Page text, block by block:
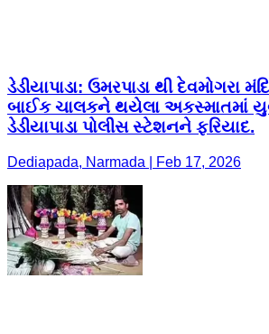
ડેડીયાપાડા: ઉમરપાડા થી દેવમોગરા
બાઈક ચાલકને થયેલા અકસ્માતમાં
ડેડીયાપાડા પોલીસ સ્ટેશનને ફરિયાદ.
Dediapada, Narmada | Feb 17, 2026